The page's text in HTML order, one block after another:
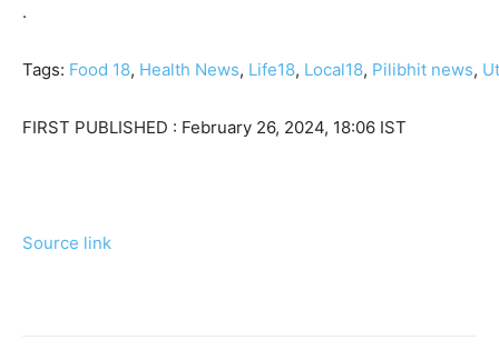
.
Tags: Food 18, Health News, Life18, Local18, Pilibhit news,
FIRST PUBLISHED : February 26, 2024, 18:06 IST
Source link